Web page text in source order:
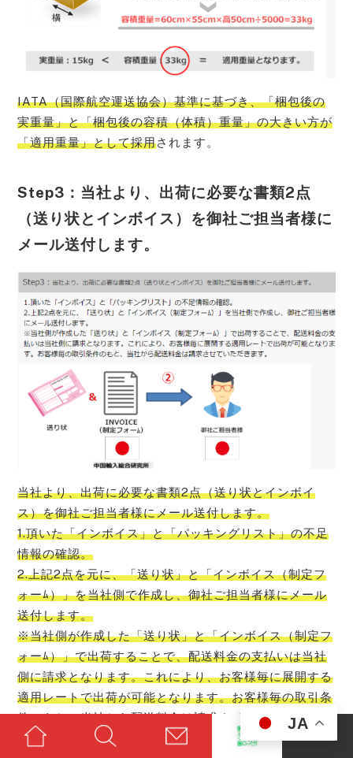
IATA（国際航空運送協会）基準に基づき、「梱包後の
実重量」と「梱包後の容積（体積）重量」の大きい方が
「適用重量」として採用されます。
Step3：当社より、出荷に必要な書類2点
（送り状とインボイス）を御社ご担当者様に
メール送付します。
当社より、出荷に必要な書類2点（送り状とインボイ
ス）を御社ご担当者様にメール送付します。
1.頂いた「インボイス」と「パッキングリスト」の不足
情報の確認。
2.上記2点を元に、「送り状」と「インボイス（制定フ
ォーﾑ）」を当社側で作成し、御社ご担当者様にメール
送付します。
※当社側が作成した「送り状」と「インボイス（制定フ
ォーﾑ）」で出荷することで、配送料金の支払いは当社
側に請求となります。これにより、お客様毎に展開する
適用レートで出荷が可能となります。お客様毎の取引条
件のもと、当社から配送料金は請求させていただきま
す。
JA